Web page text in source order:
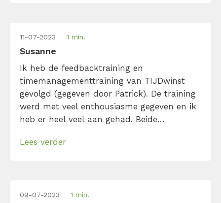
11-07-2023 1 min.
Susanne
Ik heb de feedbacktraining en
timemanagementtraining van TIJDwinst
gevolgd (gegeven door Patrick). De training
werd met veel enthousiasme gegeven en ik
heb er heel veel aan gehad. Beide
je direct mee aan de slag kunt en geven je
Lees verder
09-07-2023 1 min.